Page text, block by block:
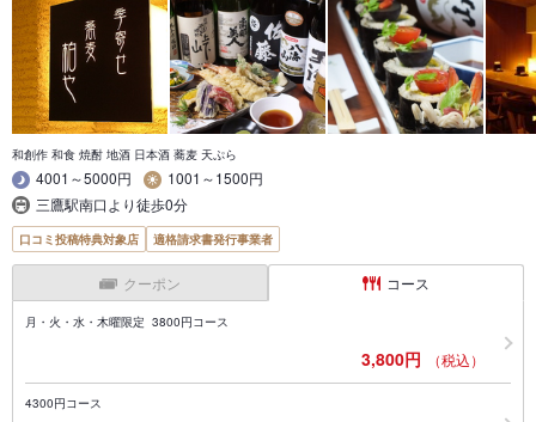
和創作 和食 焼酎 地酒 日本酒 蕎麦 天ぷら
4001～5000円
1001～1500円
三鷹駅南口より徒歩0分
口コミ投稿特典対象店 適格請求書発行事業者
クーポン コース
月・火・水・木曜限定 3800円コース
3,800円 （税込）
4300円コース